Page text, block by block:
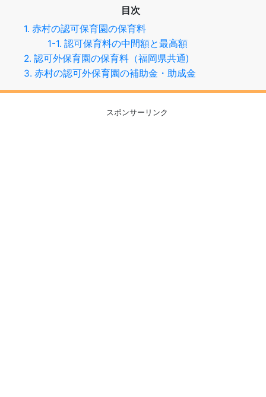
目次
1. 赤村の認可保育園の保育料
1-1. 認可保育料の中間額と最高額
2. 認可外保育園の保育料（福岡県共通)
3. 赤村の認可外保育園の補助金・助成金
スポンサーリンク